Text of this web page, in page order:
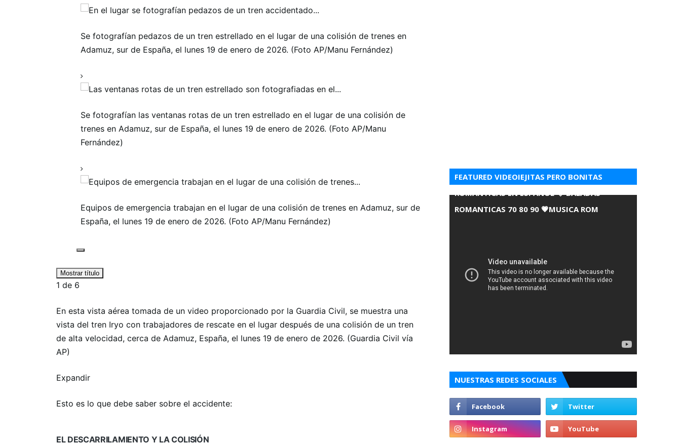
Se fotografían pedazos de un tren estrellado en el lugar de una colisión de trenes en
Adamuz, sur de España, el lunes 19 de enero de 2026. (Foto AP/Manu Fernández)
Se fotografían las ventanas rotas de un tren estrellado en el lugar de una colisión de
trenes en Adamuz, sur de España, el lunes 19 de enero de 2026. (Foto AP/Manu
Fernández)
Equipos de emergencia trabajan en el lugar de una colisión de trenes en Adamuz, sur de
España, el lunes 19 de enero de 2026. (Foto AP/Manu Fernández)
Mostrar título
1 de 6
En esta vista aérea tomada de un video proporcionado por la Guardia Civil, se muestra una
vista del tren Iryo con trabajadores de rescate en el lugar después de una colisión de un tren
de alta velocidad, cerca de Adamuz, España, el lunes 19 de enero de 2026. (Guardia Civil vía
AP)
Expandir
Esto es lo que debe saber sobre el accidente:
EL DESCARRILAMIENTO Y LA COLISIÓN
FEATURED VIDEOIEJITAS PERO BONITAS
ROMANTICAS EN ESPANOL 💘 BALADAS
ROMANTICAS 70 80 90 💗MUSICA ROM
NUESTRAS REDES SOCIALES